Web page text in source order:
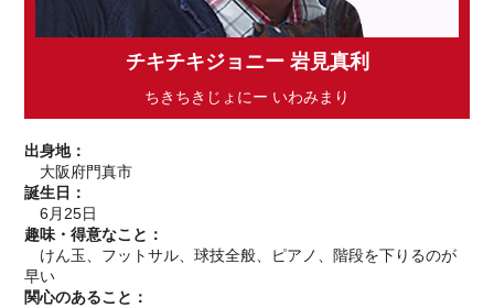
チキチキジョニー 岩見真利
ちきちきじょにー いわみまり
出身地：
大阪府門真市
誕生日：
6月25日
趣味・得意なこと：
けん玉、フットサル、球技全般、ピアノ、階段を下りるのが
早い
関心のあること：